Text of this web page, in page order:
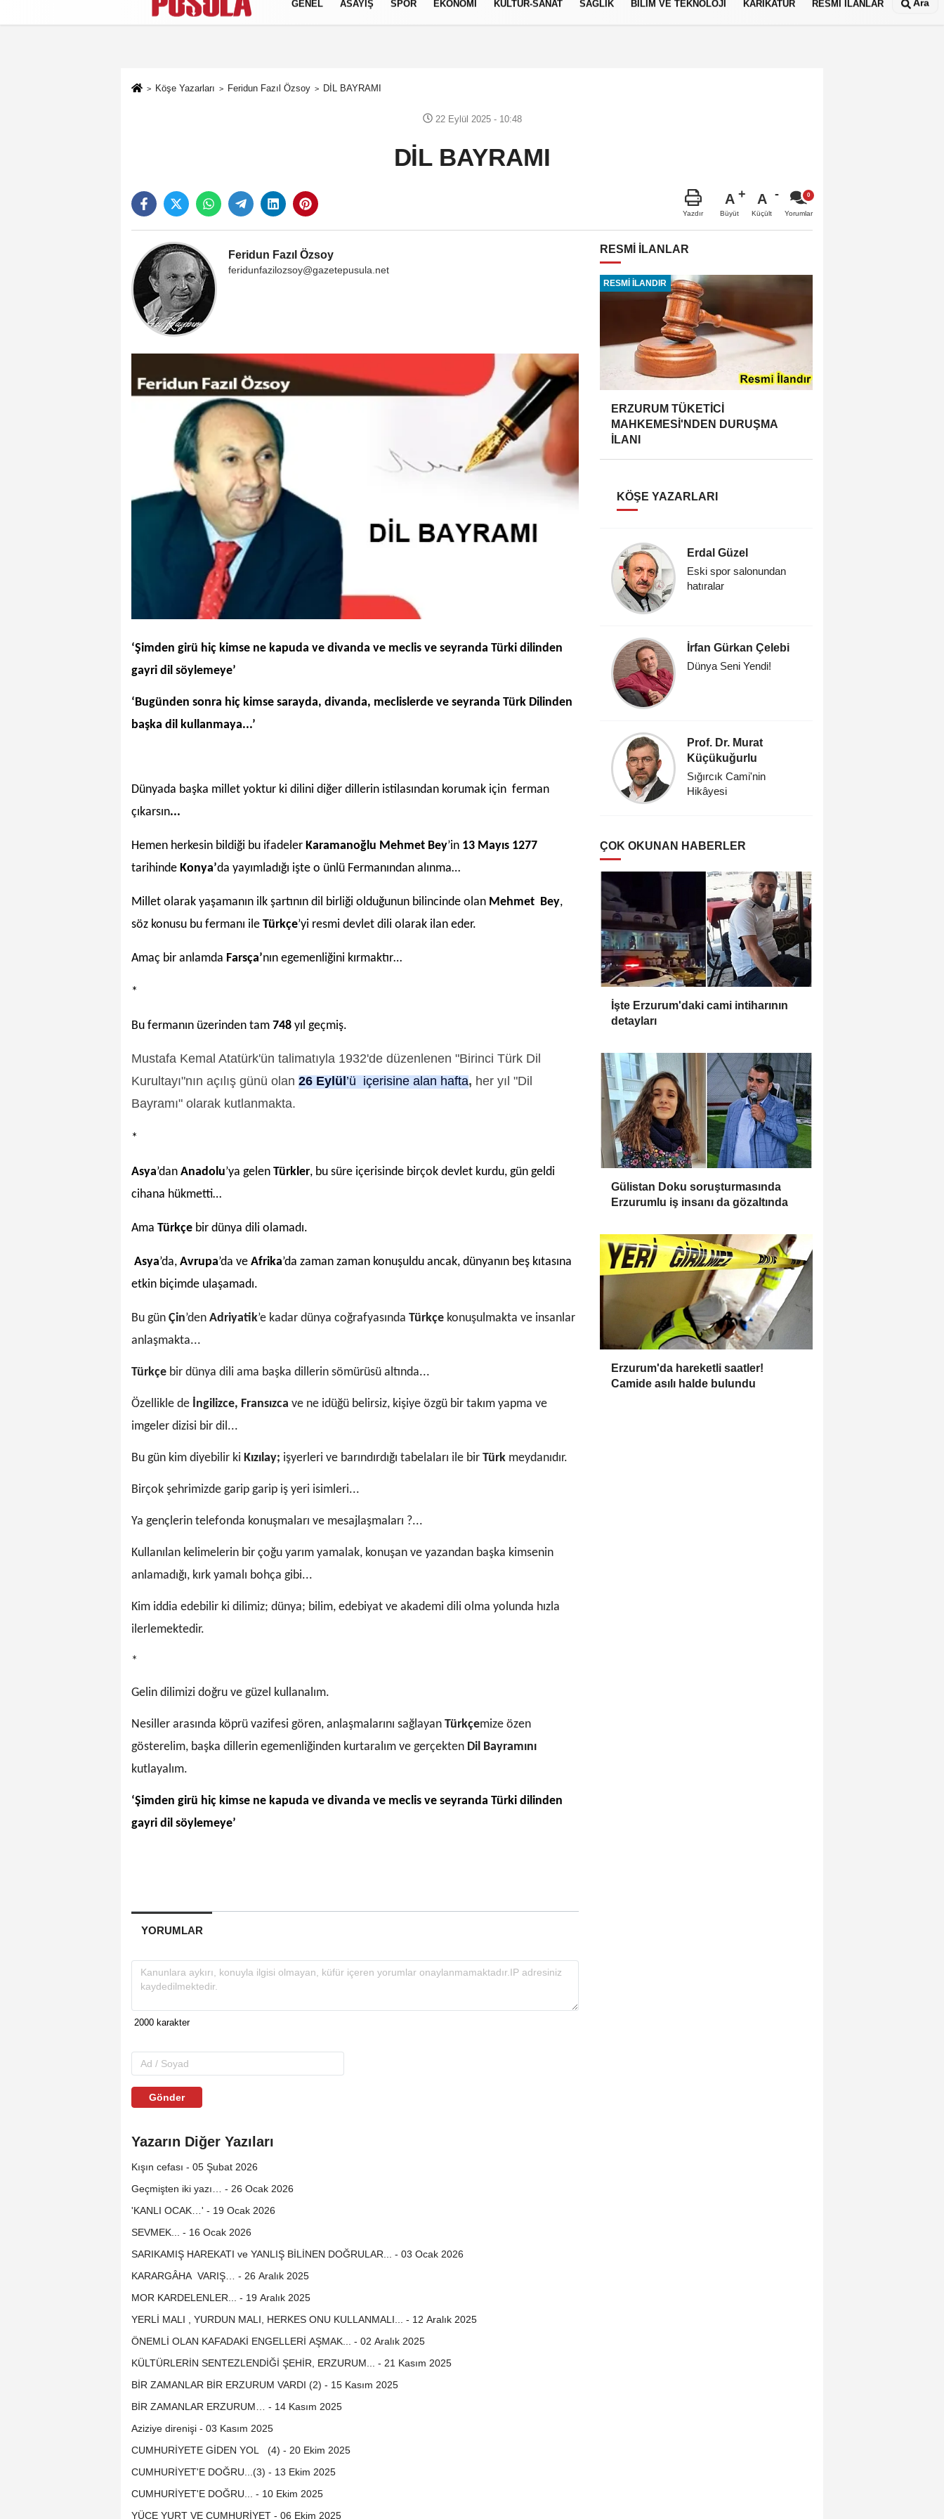
Künye İletişim Gizlilik Politikası
GENEL ASAYİŞ SPOR EKONOMİ KÜLTÜR-SANAT SAĞLIK BİLİM VE TEKNOLOJİ KARİKATÜR RESMİ İLANLAR Ara
Köşe Yazarları Feridun Fazıl Özsoy DİL BAYRAMI
22 Eylül 2025 - 10:48
DİL BAYRAMI
Yazdır
A
Büyüt
A
Küçült Yorumlar
Feridun Fazıl Özsoy
feridunfazilozsoy@gazetepusula.net
‘Şimden girü hiç kimse ne kapuda ve divanda ve meclis ve seyranda Türki dilinden
gayri dil söylemeye’
‘Bugünden sonra hiç kimse sarayda, divanda, meclislerde ve seyranda Türk Dilinden
başka dil kullanmaya...’
Dünyada başka millet yoktur ki dilini diğer dillerin istilasından korumak için ferman
çıkarsın...
Hemen herkesin bildiği bu ifadeler Karamanoğlu Mehmet Bey’in 13 Mayıs 1277
tarihinde Konya’da yayımladığı işte o ünlü Fermanından alınma…
Millet olarak yaşamanın ilk şartının dil birliği olduğunun bilincinde olan Mehmet Bey,
söz konusu bu fermanı ile Türkçe’yi resmi devlet dili olarak ilan eder.
Amaç bir anlamda Farsça’nın egemenliğini kırmaktır…
*
Bu fermanın üzerinden tam 748 yıl geçmiş.
Mustafa Kemal Atatürk'ün talimatıyla 1932'de düzenlenen "Birinci Türk Dil
Kurultayı"nın açılış günü olan 26 Eylül’ü içerisine alan hafta, her yıl "Dil
Bayramı" olarak kutlanmakta.
*
Asya’dan Anadolu’ya gelen Türkler, bu süre içerisinde birçok devlet kurdu, gün geldi
cihana hükmetti…
Ama Türkçe bir dünya dili olamadı.
Asya’da, Avrupa’da ve Afrika’da zaman zaman konuşuldu ancak, dünyanın beş kıtasına
etkin biçimde ulaşamadı.
Bu gün Çin’den Adriyatik’e kadar dünya coğrafyasında Türkçe konuşulmakta ve insanlar
anlaşmakta...
Türkçe bir dünya dili ama başka dillerin sömürüsü altında...
Özellikle de İngilizce, Fransızca ve ne idüğü belirsiz, kişiye özgü bir takım yapma ve
imgeler dizisi bir dil...
Bu gün kim diyebilir ki Kızılay; işyerleri ve barındırdığı tabelaları ile bir Türk meydanıdır.
Birçok şehrimizde garip garip iş yeri isimleri...
Ya gençlerin telefonda konuşmaları ve mesajlaşmaları ?...
Kullanılan kelimelerin bir çoğu yarım yamalak, konuşan ve yazandan başka kimsenin
anlamadığı, kırk yamalı bohça gibi...
Kim iddia edebilir ki dilimiz; dünya; bilim, edebiyat ve akademi dili olma yolunda hızla
ilerlemektedir.
*
Gelin dilimizi doğru ve güzel kullanalım.
Nesiller arasında köprü vazifesi gören, anlaşmalarını sağlayan Türkçemize özen
gösterelim, başka dillerin egemenliğinden kurtaralım ve gerçekten Dil Bayramını
kutlayalım.
‘Şimden girü hiç kimse ne kapuda ve divanda ve meclis ve seyranda Türki dilinden
gayri dil söylemeye’
YORUMLAR
Gönder
Yazarın Diğer Yazıları
Kışın cefası - 05 Şubat 2026
Geçmişten iki yazı… - 26 Ocak 2026
'KANLI OCAK…' - 19 Ocak 2026
SEVMEK... - 16 Ocak 2026
SARIKAMIŞ HAREKATI ve YANLIŞ BİLİNEN DOĞRULAR... - 03 Ocak 2026
KARARGÂHA VARIŞ… - 26 Aralık 2025
MOR KARDELENLER... - 19 Aralık 2025
YERLİ MALI , YURDUN MALI, HERKES ONU KULLANMALI... - 12 Aralık 2025
ÖNEMLİ OLAN KAFADAKİ ENGELLERİ AŞMAK... - 02 Aralık 2025
KÜLTÜRLERİN SENTEZLENDİĞİ ŞEHİR, ERZURUM... - 21 Kasım 2025
BİR ZAMANLAR BİR ERZURUM VARDI (2) - 15 Kasım 2025
BİR ZAMANLAR ERZURUM… - 14 Kasım 2025
Aziziye direnişi - 03 Kasım 2025
CUMHURİYETE GİDEN YOL (4) - 20 Ekim 2025
CUMHURİYET'E DOĞRU...(3) - 13 Ekim 2025
CUMHURİYET'E DOĞRU... - 10 Ekim 2025
YÜCE YURT VE CUMHURİYET - 06 Ekim 2025
RESMİ İLANLAR
RESMİ İLANDIR
ERZURUM TÜKETİCİ
MAHKEMESİ'NDEN DURUŞMA
İLANI
KÖŞE YAZARLARI
Erdal Güzel
Eski spor salonundan
hatıralar
İrfan Gürkan Çelebi
Dünya Seni Yendi!
Prof. Dr. Murat
Küçükuğurlu
Sığırcık Cami'nin
Hikâyesi
ÇOK OKUNAN HABERLER
İşte Erzurum'daki cami intiharının
detayları
Gülistan Doku soruşturmasında
Erzurumlu iş insanı da gözaltında
Erzurum'da hareketli saatler!
Camide asılı halde bulundu